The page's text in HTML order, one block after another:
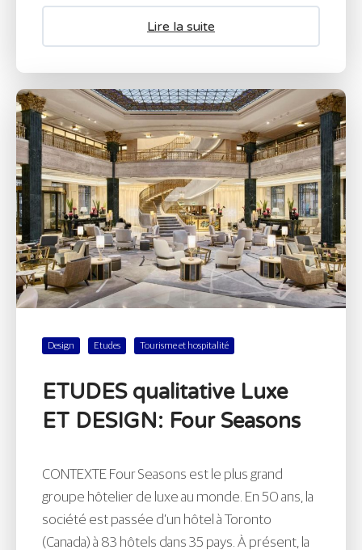
Lire la suite
Design Etudes Tourisme et hospitalité
ETUDES qualitative Luxe
ET DESIGN: Four Seasons
CONTEXTE Four Seasons est le plus grand
groupe hôtelier de luxe au monde. En 50 ans, la
société est passée d’un hôtel à Toronto
(Canada) à 83 hôtels dans 35 pays. À présent, la